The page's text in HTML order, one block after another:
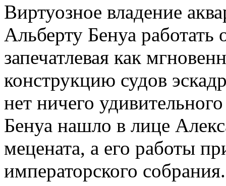
Виртуозное владение
Альберту Бенуа
запечатлевая как
конструкцию судов
нет ничего
Бенуа нашло в лице
мецената, а его работы
императорского собрания.